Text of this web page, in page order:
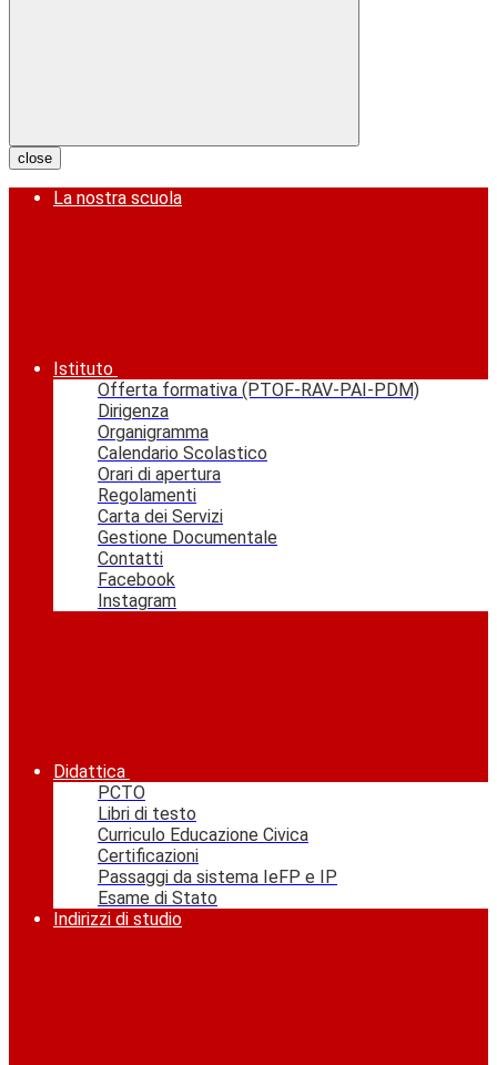
close
La nostra scuola
Istituto
Offerta formativa (PTOF-RAV-PAI-PDM)
Dirigenza
Organigramma
Calendario Scolastico
Orari di apertura
Regolamenti
Carta dei Servizi
Gestione Documentale
Contatti
Facebook
Instagram
Didattica
PCTO
Libri di testo
Curriculo Educazione Civica
Certificazioni
Passaggi da sistema IeFP e IP
Esame di Stato
Indirizzi di studio